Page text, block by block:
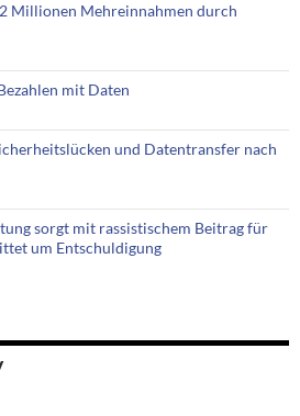
Millionen Mehreinnahmen durch
mit Daten
und Datentransfer nach
sorgt mit rassistischem Beitrag für
um Entschuldigung